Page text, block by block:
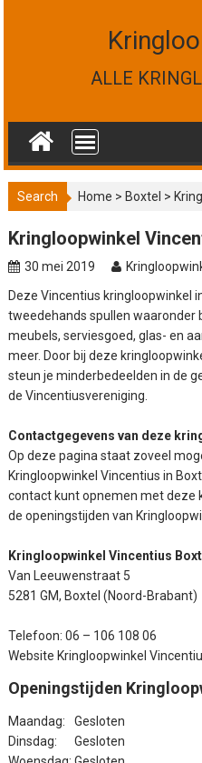
n
ALLE
Search Home >Boxtel >
Kringloopwinkel
30 mei 2019
Deze Vincentius kringloopwinkel
tweedehands spullen waaronder
meubels, serviesgoed, glas- en
meer. Door bij deze
steun je minderbedeelden in de
de Vincentiusvereniging.
Contactgegevens van deze
Op deze pagina staat zoveel
Kringloopwinkel Vincentius in
contact kunt opnemen met deze
de openingstijden van
Kringloopwinkel Vincentius
Van Leeuwenstraat 5
5281 GM, Boxtel (Noord-Brabant)
Telefoon: 06 – 106 108 06
Website Kringloopwinkel
Openingstijden
Maandag:
Gesloten
Dinsdag:
Gesloten